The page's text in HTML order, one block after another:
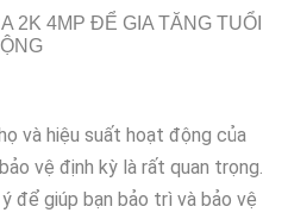
2K 4MP ĐỂ GIA TĂNG TUỔI
và hiệu suất hoạt động của
vệ định kỳ là rất quan trọng.
để giúp bạn bảo trì và bảo vệ